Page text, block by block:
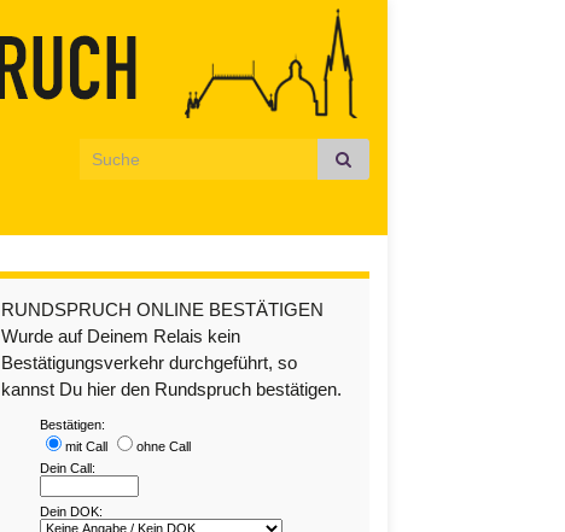
Search for:
RUNDSPRUCH ONLINE BESTÄTIGEN
Wurde auf Deinem Relais kein
Bestätigungsverkehr durchgeführt, so
kannst Du hier den Rundspruch bestätigen.